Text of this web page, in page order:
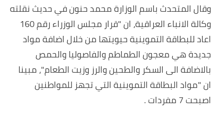
وقال المتحدث باسم الوزارة محمد حنون في حديث نقلته
وكالة الانباء العراقية، ان "قرار مجلس الوزراء رقم 160
اعاد للبطاقة التموينية حيويتها من خلال اضافة مواد
جديدة هي معجون الطماطم والفاصوليا والحمص
بالاضافة الى السكر والطحين والرز وزيت الطعام"، مبينا
ان "مواد البطاقة التموينية التي تجهز للمواطنين
اصبحت 7 مفردات .